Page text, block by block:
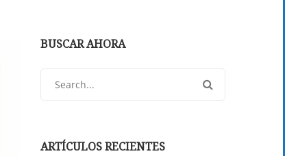
BUSCAR AHORA
ARTÍCULOS RECIENTES